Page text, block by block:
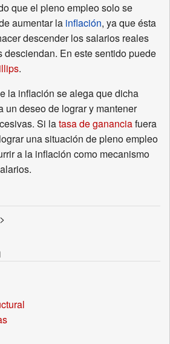
que el pleno empleo solo se
aumentar la inflación, ya que ésta
descender los salarios reales
desciendan. En este sentido puede
.
la inflación se alega que dicha
un deseo de lograr y mantener
Si latasa de gananciafuera
una situación de pleno empleo
a la inflación como mecanismo